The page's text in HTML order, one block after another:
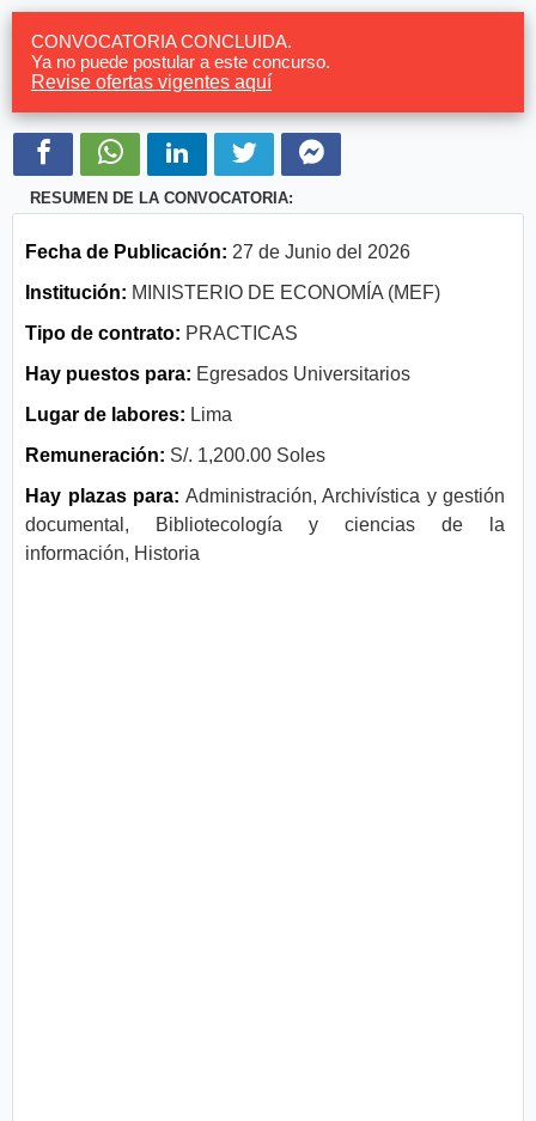
CONVOCATORIA CONCLUIDA.
Ya no puede postular a este concurso.
Revise ofertas vigentes aquí
RESUMEN DE LA CONVOCATORIA:
Fecha de Publicación: 27 de Junio del 2026
Institución: MINISTERIO DE ECONOMÍA (MEF)
Tipo de contrato: PRACTICAS
Hay puestos para: Egresados Universitarios
Lugar de labores: Lima
Remuneración: S/. 1,200.00 Soles
Hay plazas para: Administración, Archivística y gestión
documental, Bibliotecología y ciencias de la
información, Historia